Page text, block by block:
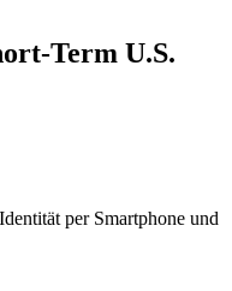
Term U.S.
per Smartphone und